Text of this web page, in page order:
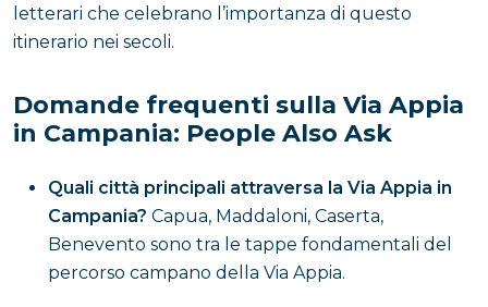
letterari che celebrano l’importanza di questo
itinerario nei secoli.
Domande frequenti sulla Via Appia
in Campania: People Also Ask
Quali città principali attraversa la Via Appia in
Campania? Capua, Maddaloni, Caserta,
Benevento sono tra le tappe fondamentali del
percorso campano della Via Appia.